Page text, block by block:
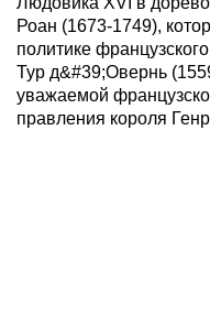
Роан (1673-1749),
политике
Тур д&#39;Овернь
уважаемой
правления короля